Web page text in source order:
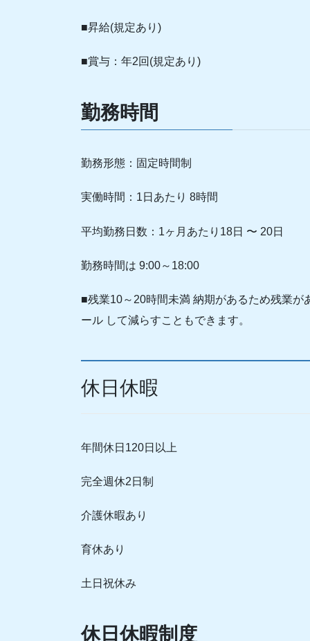
■昇給(規定あり)
■賞与：年2回(規定あり)
勤務時間
勤務形態：固定時間制
実働時間：1日あたり 8時間
平均勤務日数：1ヶ月あたり18日 〜 20日
勤務時間は 9:00～18:00
■残業10～20時間未満 納期があるため残業
ール して減らすこともできます。
休日休暇
年間休日120日以上
完全週休2日制
介護休暇あり
育休あり
土日祝休み
休日休暇制度